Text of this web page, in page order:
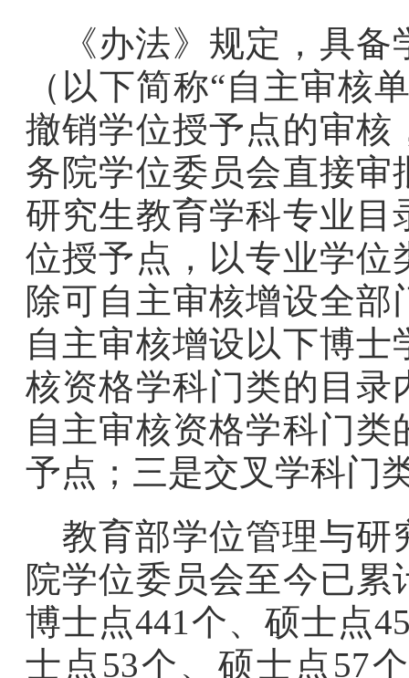
《办法》规定，具
（以下简称“自主审核
撤销学位授予点的审核
务院学位委员会直接审
研究生教育学科专业目
位授予点，以专业学位
除可自主审核增设全
自主审核增设以下博
核资格学科门类的目录
自主审核资格学科门
予点；三是交叉学科门
教育部学位管理与研
院学位委员会至今已
博士点441个、硕士点
士点53个、硕士点57